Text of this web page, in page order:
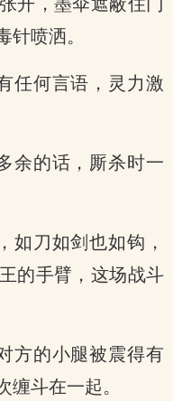
针喷洒。
任何言语，灵力激
余的话，厮杀时一
如刀如剑也如钩，
的手臂，这场战斗
方的小腿被震得有
缠斗在一起。